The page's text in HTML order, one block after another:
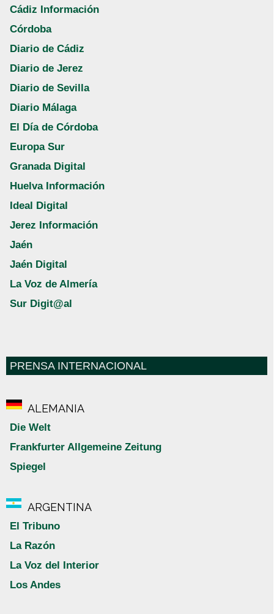
Cádiz Información
Córdoba
Diario de Cádiz
Diario de Jerez
Diario de Sevilla
Diario Málaga
El Día de Córdoba
Europa Sur
Granada Digital
Huelva Información
Ideal Digital
Jerez Información
Jaén
Jaén Digital
La Voz de Almería
Sur Digit@al
PRENSA INTERNACIONAL
ALEMANIA
Die Welt
Frankfurter Allgemeine Zeitung
Spiegel
ARGENTINA
El Tribuno
La Razón
La Voz del Interior
Los Andes